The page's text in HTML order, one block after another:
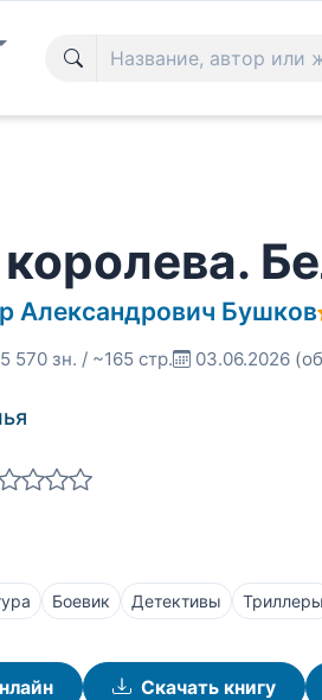
королева.
Александрович Бушков
570 зн. / ~165 стр. 03.06.2026
Боевик Детективы
Скачать книгу